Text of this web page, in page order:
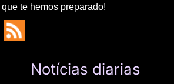
que te hemos preparado!
Notícias diarias